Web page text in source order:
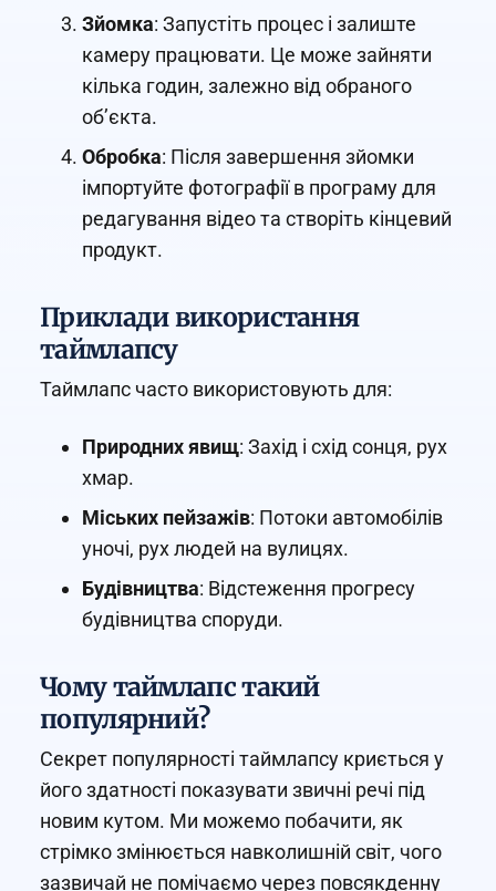
Зйомка: Запустіть процес і залиште
камеру працювати. Це може зайняти
кілька годин, залежно від обраного
об’єкта.
Обробка: Після завершення зйомки
імпортуйте фотографії в програму для
редагування відео та створіть кінцевий
продукт.
Приклади використання
таймлапсу
Таймлапс часто використовують для:
Природних явищ: Захід і схід сонця, рух
хмар.
Міських пейзажів: Потоки автомобілів
уночі, рух людей на вулицях.
Будівництва: Відстеження прогресу
будівництва споруди.
Чому таймлапс такий
популярний?
Секрет популярності таймлапсу криється у
його здатності показувати звичні речі під
новим кутом. Ми можемо побачити, як
стрімко змінюється навколишній світ, чого
зазвичай не помічаємо через повсякденну